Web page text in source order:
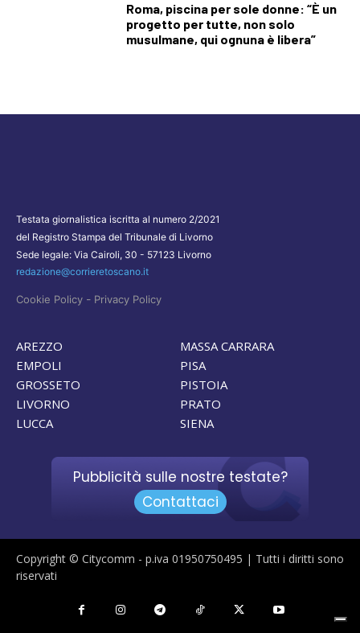
Roma, piscina per sole donne: “È un
progetto per tutte, non solo
musulmane, qui ognuna è libera”
Testata giornalistica iscritta al numero 2/2021
del Registro Stampa del Tribunale di Livorno
Sede legale: Via Cairoli, 30 - 57123 Livorno
redazione@corrieretoscano.it
Cookie Policy - Privacy Policy
AREZZO
EMPOLI
GROSSETO
LIVORNO
LUCCA
MASSA CARRARA
PISA
PISTOIA
PRATO
SIENA
Pubblicità sulle nostre testate?
Contattaci
Copyright © Citycomm - p.iva 01950750495 | Tutti i diritti sono
riservati